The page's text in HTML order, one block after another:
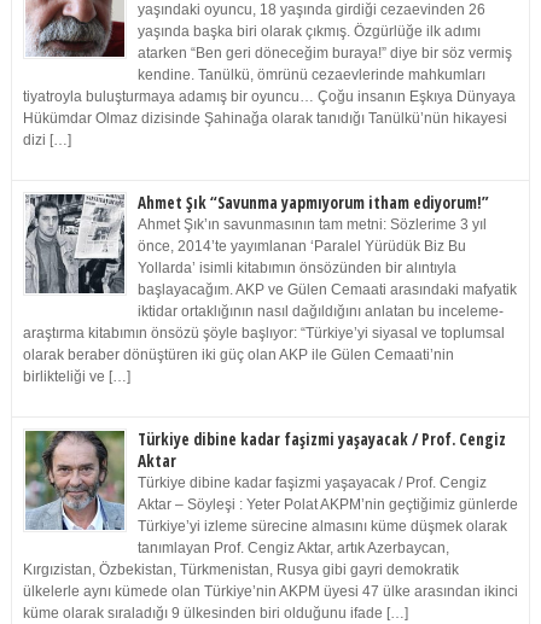
yaşındaki oyuncu, 18 yaşında girdiği cezaevinden 26
yaşında başka biri olarak çıkmış. Özgürlüğe ilk adımı
atarken “Ben geri döneceğim buraya!” diye bir söz vermiş
kendine. Tanülkü, ömrünü cezaevlerinde mahkumları
tiyatroyla buluşturmaya adamış bir oyuncu… Çoğu insanın Eşkıya Dünyaya
Hükümdar Olmaz dizisinde Şahinağa olarak tanıdığı Tanülkü’nün hikayesi
dizi […]
Ahmet Şık “Savunma yapmıyorum itham ediyorum!”
Ahmet Şık’ın savunmasının tam metni: Sözlerime 3 yıl
önce, 2014’te yayımlanan ‘Paralel Yürüdük Biz Bu
Yollarda’ isimli kitabımın önsözünden bir alıntıyla
başlayacağım. AKP ve Gülen Cemaati arasındaki mafyatik
iktidar ortaklığının nasıl dağıldığını anlatan bu inceleme-
araştırma kitabımın önsözü şöyle başlıyor: “Türkiye’yi siyasal ve toplumsal
olarak beraber dönüştüren iki güç olan AKP ile Gülen Cemaati’nin
birlikteliği ve […]
Türkiye dibine kadar faşizmi yaşayacak / Prof. Cengiz
Aktar
Türkiye dibine kadar faşizmi yaşayacak / Prof. Cengiz
Aktar – Söyleşi : Yeter Polat AKPM’nin geçtiğimiz günlerde
Türkiye’yi izleme sürecine almasını küme düşmek olarak
tanımlayan Prof. Cengiz Aktar, artık Azerbaycan,
Kırgızistan, Özbekistan, Türkmenistan, Rusya gibi gayri demokratik
ülkelerle aynı kümede olan Türkiye’nin AKPM üyesi 47 ülke arasından ikinci
küme olarak sıraladığı 9 ülkesinden biri olduğunu ifade […]